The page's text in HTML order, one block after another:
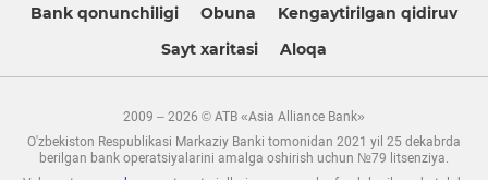
Bank qonunchiligi Obuna
Kengaytirilgan qidiruv
Sayt xaritasi
Aloqa
2009 – 2026 © ATB «Asia Alliance Bank»
O'zbekiston Respublikasi Markaziy Banki tomonidan 2021 yil 25 dekabrda
berilgan bank operatsiyalarini amalga oshirish uchun №79 litsenziya.